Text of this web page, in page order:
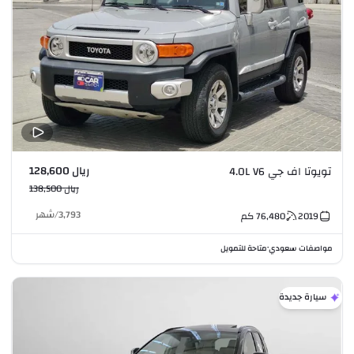
تويوتا اف جي 4.0L V6 ريال 128,600
ريال 138,500
2019
76,480كم 3,793
/شهر
مواصفات سعودي•متاحة للتمويل
سيارة جديدة